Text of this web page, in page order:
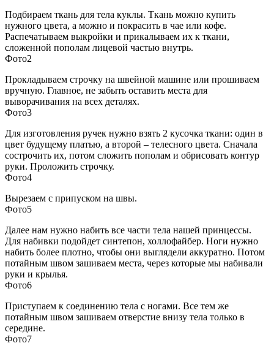
Подбираем ткань для тела куклы. Ткань можно купить
нужного цвета, а можно и покрасить в чае или кофе.
Распечатываем выкройки и прикалываем их к ткани,
сложенной пополам лицевой частью внутрь.
Фото2
Прокладываем строчку на швейной машине или прошиваем
вручную. Главное, не забыть оставить места для
выворачивания на всех деталях.
Фото3
Для изготовления ручек нужно взять 2 кусочка ткани: один в
цвет будущему платью, а второй – телесного цвета. Сначала
сострочить их, потом сложить пополам и обрисовать контур
руки. Проложить строчку.
Фото4
Вырезаем с припуском на швы.
Фото5
Далее нам нужно набить все части тела нашей принцессы.
Для набивки подойдет синтепон, холлофайбер. Ноги нужно
набить более плотно, чтобы они выглядели аккуратно. Потом
потайным швом зашиваем места, через которые мы набивали
руки и крылья.
Фото6
Приступаем к соединению тела с ногами. Все тем же
потайным швом зашиваем отверстие внизу тела только в
середине.
Фото7